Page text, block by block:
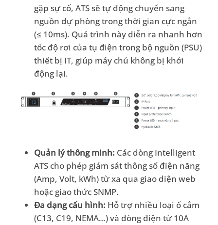
gặp sự cố, ATS sẽ tự động chuyển sang
nguồn dự phòng trong thời gian cực ngắn
(≤ 10ms). Quá trình này diễn ra nhanh hơn
tốc độ rơi của tụ điện trong bộ nguồn (PSU)
thiết bị IT, giúp máy chủ không bị khởi
động lại.
Quản lý thông minh: Các dòng Intelligent
ATS cho phép giám sát thông số điện năng
(Amp, Volt, kWh) từ xa qua giao diện web
hoặc giao thức SNMP.
Đa dạng cấu hình: Hỗ trợ nhiều loại ổ cắm
(C13, C19, NEMA…) và dòng điện từ 10A